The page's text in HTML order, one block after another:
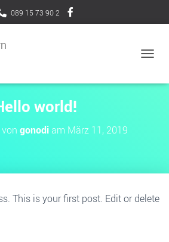
089 15 73 90 2
V
U
S
world!
gonodiam März 11, 2019
This is your first post. Edit or delete